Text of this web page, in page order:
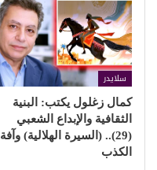
سلايدر
كمال زغلول يكتب: البنية
الثقافية والإبداع الشعبي
(29).. (السيرة الهلالية) وآفة
الكذب